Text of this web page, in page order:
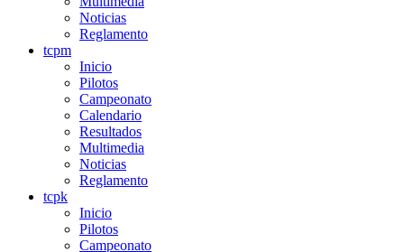
Noticias
Reglamento
tcpm
Inicio
Pilotos
Campeonato
Calendario
Resultados
Multimedia
Noticias
Reglamento
tcpk
Inicio
Pilotos
Campeonato